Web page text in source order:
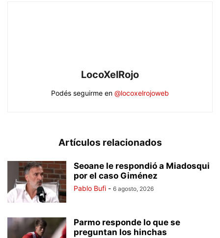
LocoXelRojo
Podés seguirme en @locoxelrojoweb
Artículos relacionados
Seoane le respondió a Miadosqui
por el caso Giménez
Pablo Bufi - 6 agosto, 2026
Parmo responde lo que se
preguntan los hinchas